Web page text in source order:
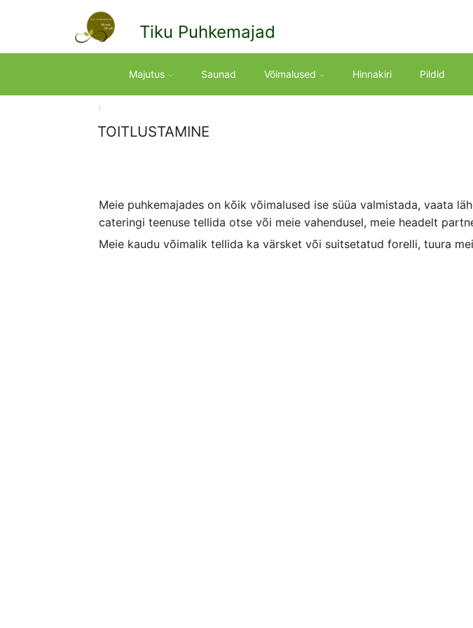
Tiku Puhkemajad
Majutus Saunad Võimalused Hinnakiri Pildid
TOITLUSTAMINE
Meie puhkemajades on kõik võimalused ise süüa valmistada, vaata
cateringi teenuse tellida otse või meie vahendusel, meie headelt
Meie kaudu võimalik tellida ka värsket või suitsetatud forelli, tuura